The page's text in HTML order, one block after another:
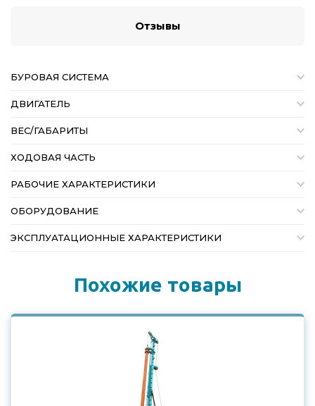
Отзывы
БУРОВАЯ СИСТЕМА
ДВИГАТЕЛЬ
ВЕС/ГАБАРИТЫ
ХОДОВАЯ ЧАСТЬ
РАБОЧИЕ ХАРАКТЕРИСТИКИ
ОБОРУДОВАНИЕ
ЭКСПЛУАТАЦИОННЫЕ ХАРАКТЕРИСТИКИ
Похожие товары